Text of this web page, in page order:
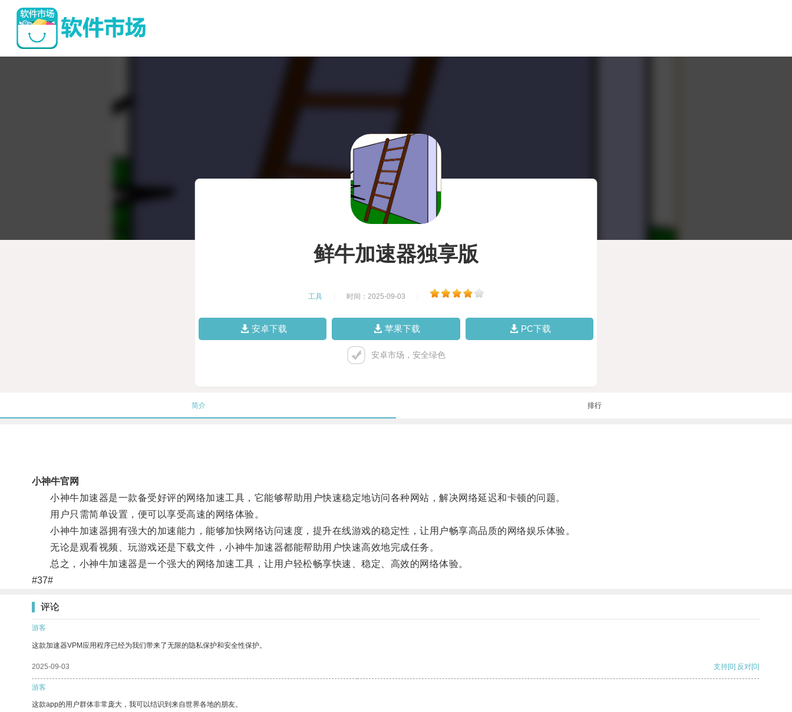
鲜牛加速器独享版
工具 时间：2025-09-03
安卓下载 苹果下载 PC下载
安卓市场，安全绿色
简介 排行
小神牛官网
小神牛加速器是一款备受好评的网络加速工具，它能够帮助用户快速稳定地访问各种网站，解决网络延迟和卡顿的问题。
用户只需简单设置，便可以享受高速的网络体验。
小神牛加速器拥有强大的加速能力，能够加快网络访问速度，提升在线游戏的稳定性，让用户畅享高品质的网络娱乐体验。
无论是观看视频、玩游戏还是下载文件，小神牛加速器都能帮助用户快速高效地完成任务。
总之，小神牛加速器是一个强大的网络加速工具，让用户轻松畅享快速、稳定、高效的网络体验。
#37#
评论
游客
这款加速器VPM应用程序已经为我们带来了无限的隐私保护和安全性保护。
2025-09-03 支持[0] 反对[0]
游客
这款app的用户群体非常庞大，我可以结识到来自世界各地的朋友。